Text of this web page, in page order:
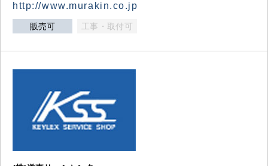
http://www.murakin.co.jp
販売可 工事・取付可